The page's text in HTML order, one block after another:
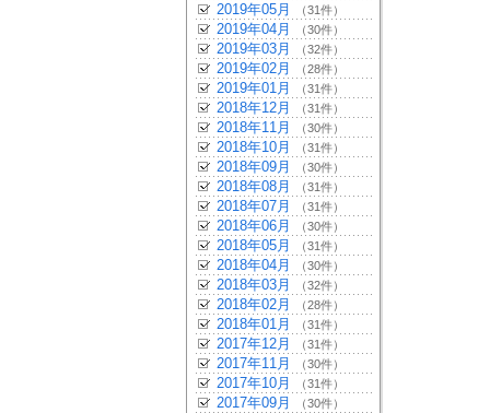
2019年05月 （31件）
2019年04月 （30件）
2019年03月 （32件）
2019年02月 （28件）
2019年01月 （31件）
2018年12月 （31件）
2018年11月 （30件）
2018年10月 （31件）
2018年09月 （30件）
2018年08月 （31件）
2018年07月 （31件）
2018年06月 （30件）
2018年05月 （31件）
2018年04月 （30件）
2018年03月 （32件）
2018年02月 （28件）
2018年01月 （31件）
2017年12月 （31件）
2017年11月 （30件）
2017年10月 （31件）
2017年09月 （30件）